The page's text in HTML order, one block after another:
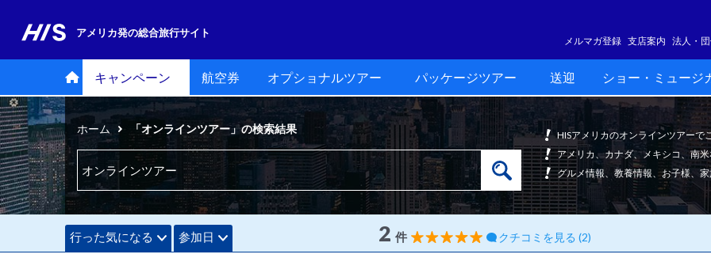
アメリカ発の総合旅行サイト
メルマガ登録 支店案内 法人・
キャンペーン 航空券 オプショナルツアー パッケージツアー 送迎 ショー・ミュージ
ホーム 「オンラインツアー」の検索結果
HISアメリカのオンラインツアーで
アメリカ、カナダ、メキシコ、南
グルメ情報、教養情報、お子様、
行った気になる 参加日 2 件 クチコミを見る (2)